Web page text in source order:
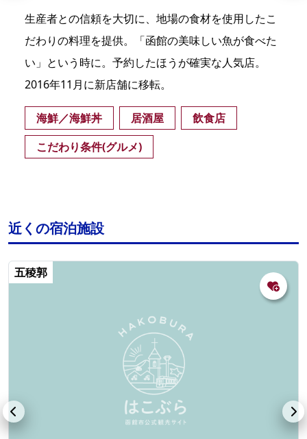
生産者との信頼を大切に、地場の食材を使用したこ
だわりの料理を提供。「函館の美味しい魚が食べた
い」という時に。予約したほうが確実な人気店。
2016年11月に新店舗に移転。
海鮮／海鮮丼 居酒屋
飲食店
こだわり条件(グルメ)
近くの宿泊施設
五稜郭